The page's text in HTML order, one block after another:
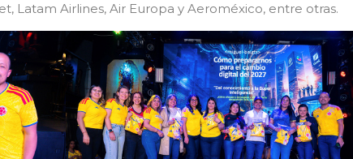
Latam Airlines, Air Europa y Aeroméxico, entre otras.